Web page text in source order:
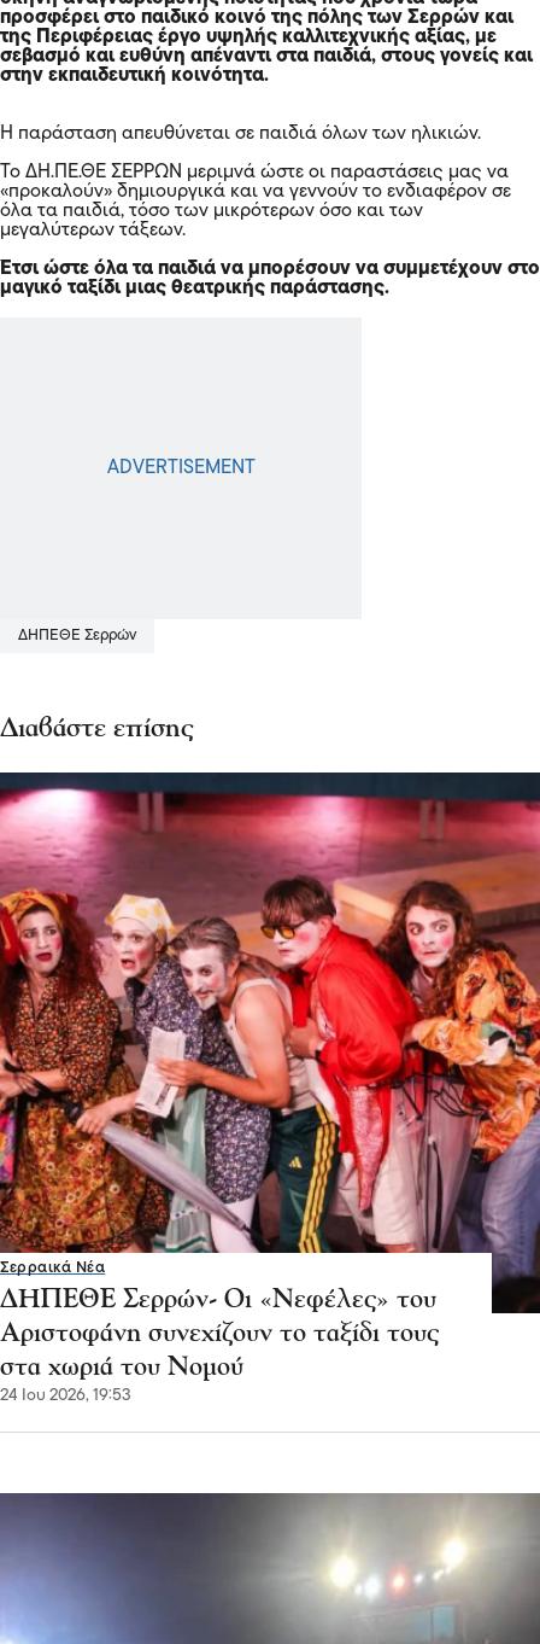
προσφέρει στο παιδικό κοινό της πόλης των Σερρών και
της Περιφέρειας έργο υψηλής καλλιτεχνικής αξίας, με
σεβασμό και ευθύνη απέναντι στα παιδιά, στους γονείς και
στην εκπαιδευτική κοινότητα.
Η παράσταση απευθύνεται σε παιδιά όλων των ηλικιών.
Το ΔΗ.ΠΕ.ΘΕ ΣΕΡΡΩΝ μεριμνά ώστε οι παραστάσεις μας να
«προκαλούν» δημιουργικά και να γεννούν το ενδιαφέρον σε
όλα τα παιδιά, τόσο των μικρότερων όσο και των
μεγαλύτερων τάξεων.
Έτσι ώστε όλα τα παιδιά να μπορέσουν να συμμετέχουν στο
μαγικό ταξίδι μιας θεατρικής παράστασης.
ΔΗΠΕΘΕ Σερρών
Διαβάστε επίσης
Σερραικά Νέα
ΔΗΠΕΘΕ Σερρών- Οι «Νεφέλες» του
Αριστοφάνη συνεχίζουν το ταξίδι τους
στα χωριά του Νομού
24 Ιου 2026, 19:53